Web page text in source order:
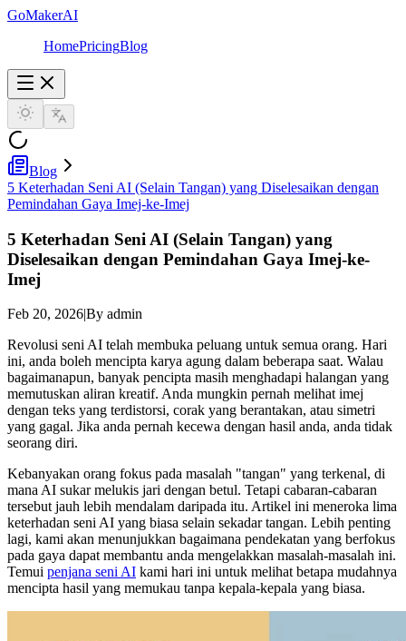
GoMakerAI
HomePricingBlog
Blog
5 Keterhadan Seni AI (Selain Tangan) yang Diselesaikan dengan
Pemindahan Gaya Imej-ke-Imej
5 Keterhadan Seni AI (Selain Tangan) yang
Diselesaikan dengan Pemindahan Gaya Imej-ke-
Imej
Feb 20, 2026|By admin
Revolusi seni AI telah membuka peluang untuk semua orang. Hari
ini, anda boleh mencipta karya agung dalam beberapa saat. Walau
bagaimanapun, banyak pencipta masih menghadapi halangan yang
memutuskan aliran kreatif. Anda mungkin pernah melihat imej
dengan teks yang terdistorsi, corak yang berantakan, atau simetri
yang gagal. Jika anda pernah kecewa dengan hasil anda, anda tidak
seorang diri.
Kebanyakan orang fokus pada masalah "tangan" yang terkenal, di
mana AI sukar melukis jari dengan betul. Tetapi cabaran-cabaran
tersebut jauh lebih mendalam daripada itu. Artikel ini meneroka lima
keterhadan seni AI yang biasa selain sekadar tangan. Lebih penting
lagi, kami akan menunjukkan bagaimana pendekatan yang berfokus
pada gaya dapat membantu anda mengelakkan masalah-masalah ini.
Temui penjana seni AI kami hari ini untuk melihat betapa mudahnya
mencipta hasil yang memukau tanpa kepala-kepala yang biasa.